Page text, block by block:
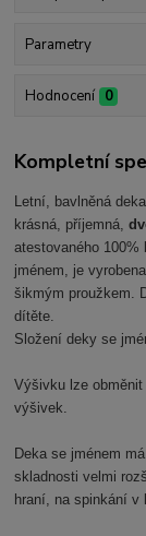
Parametry
Hodnocení 0
Kompletní
Letní, bavlněná
krásná, příjemná,
atestovaného 100%
jménem, je
šikmým proužkem.
dítěte.
Složení deky se
Výšivku lze
výšivek.
Deka se jménem
skladnosti velmi
hraní, na spinkání v